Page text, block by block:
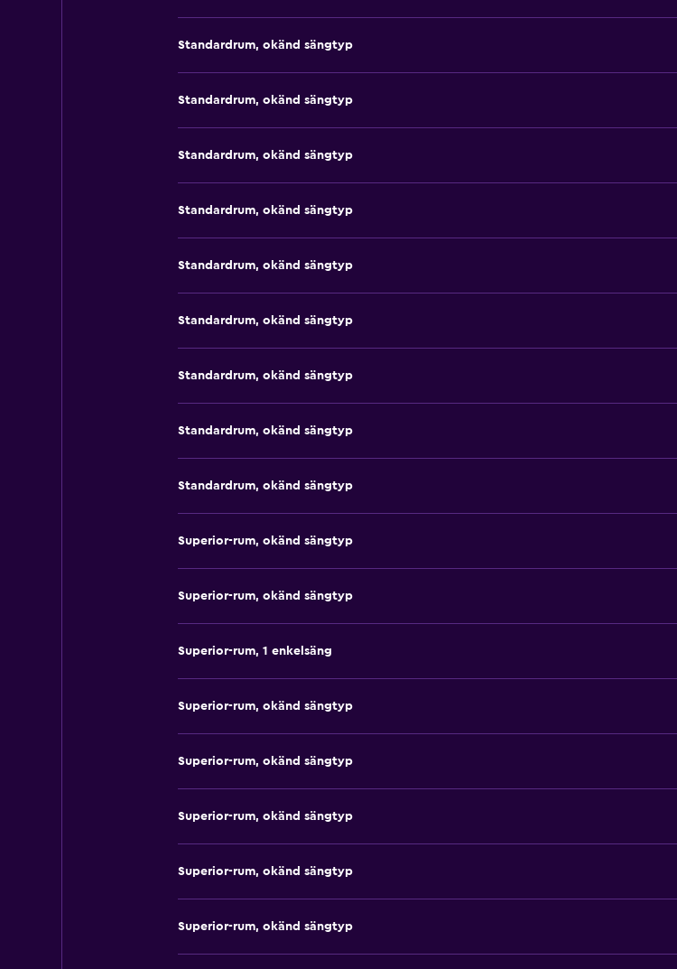
Standardrum, okänd sängtyp
Standardrum, okänd sängtyp
Standardrum, okänd sängtyp
Standardrum, okänd sängtyp
Standardrum, okänd sängtyp
Standardrum, okänd sängtyp
Standardrum, okänd sängtyp
Standardrum, okänd sängtyp
Standardrum, okänd sängtyp
Superior-rum, okänd sängtyp
Superior-rum, okänd sängtyp
Superior-rum, 1 enkelsäng
Superior-rum, okänd sängtyp
Superior-rum, okänd sängtyp
Superior-rum, okänd sängtyp
Superior-rum, okänd sängtyp
Superior-rum, okänd sängtyp